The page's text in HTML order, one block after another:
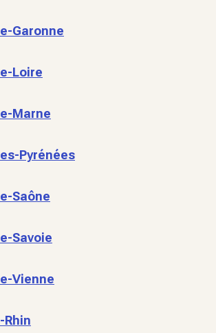
Garonne
Loire
Marne
Pyrénées
Saône
Savoie
Vienne
Rhin